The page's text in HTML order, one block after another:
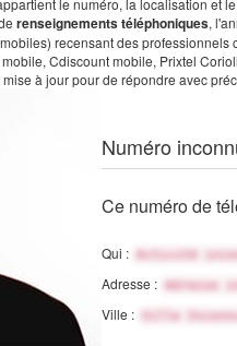
le numéro, la localisation et
renseignements téléphoniques,
recensant des
Cdiscount mobile, Prixtel
à jour pour de répondre avec
Numéro
Ce numéro de
Qui : Activité
Adresse : Adresse
Ville : Ville